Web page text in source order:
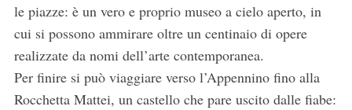
le piazze: è un vero e proprio museo a cielo aperto, in
cui si possono ammirare oltre un centinaio di opere
realizzate da nomi dell’arte contemporanea.
Per finire si può viaggiare verso l’Appennino fino alla
Rocchetta Mattei, un castello che pare uscito dalle fiabe: